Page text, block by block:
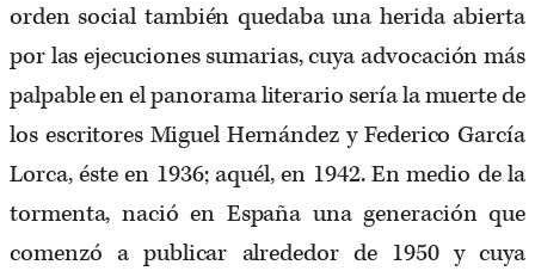
orden social también quedaba una herida abierta
por las ejecuciones sumarias, cuya advocación más
palpable en el panorama literario sería la muerte de
los escritores Miguel Hernández y Federico García
Lorca, éste en 1936; aquél, en 1942. En medio de la
tormenta, nació en España una generación que
comenzó a publicar alrededor de 1950 y cuya